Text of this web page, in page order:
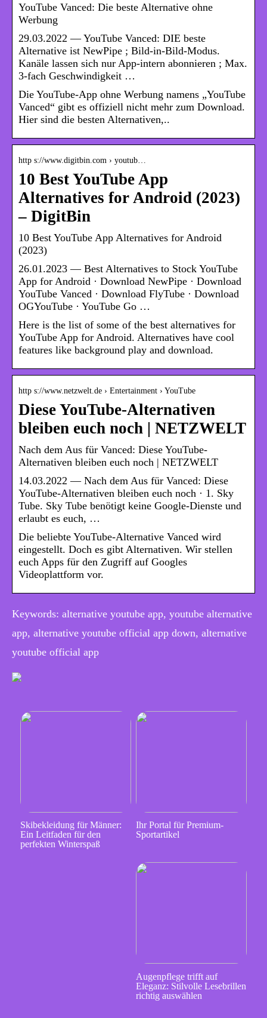
YouTube Vanced: Die beste Alternative ohne
Werbung
29.03.2022 — YouTube Vanced: DIE beste
Alternative ist NewPipe ; Bild-in-Bild-Modus.
Kanäle lassen sich nur App-intern abonnieren ; Max.
3-fach Geschwindigkeit …
Die YouTube-App ohne Werbung namens „YouTube
Vanced“ gibt es offiziell nicht mehr zum Download.
Hier sind die besten Alternativen,..
http s://www.digitbin.com › youtub…
10 Best YouTube App
Alternatives for Android (2023)
– DigitBin
10 Best YouTube App Alternatives for Android
(2023)
26.01.2023 — Best Alternatives to Stock YouTube
App for Android · Download NewPipe · Download
YouTube Vanced · Download FlyTube · Download
OGYouTube · YouTube Go …
Here is the list of some of the best alternatives for
YouTube App for Android. Alternatives have cool
features like background play and download.
http s://www.netzwelt.de › Entertainment › YouTube
Diese YouTube-Alternativen
bleiben euch noch | NETZWELT
Nach dem Aus für Vanced: Diese YouTube-
Alternativen bleiben euch noch | NETZWELT
14.03.2022 — Nach dem Aus für Vanced: Diese
YouTube-Alternativen bleiben euch noch · 1. Sky
Tube. Sky Tube benötigt keine Google-Dienste und
erlaubt es euch, …
Die beliebte YouTube-Alternative Vanced wird
eingestellt. Doch es gibt Alternativen. Wir stellen
euch Apps für den Zugriff auf Googles
Videoplattform vor.
Keywords: alternative youtube app, youtube alternative
app, alternative youtube official app down, alternative
youtube official app
Skibekleidung für Männer:
Ein Leitfaden für den
perfekten Winterspaß
Ihr Portal für Premium-
Sportartikel
Augenpflege trifft auf
Eleganz: Stilvolle Lesebrillen
richtig auswählen